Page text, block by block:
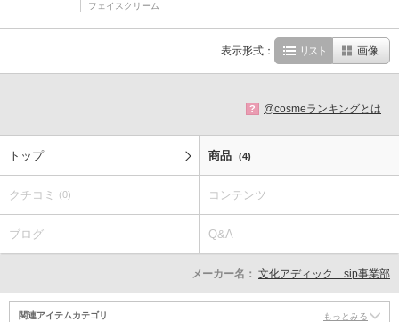
フェイスクリーム
表示形式： リスト 画像
? @cosmeランキングとは
トップ 商品 (4)
クチコミ (0) コンテンツ
ブログ Q&A
メーカー名： 文化アディック sip事業部
関連アイテムカテゴリ もっとみる